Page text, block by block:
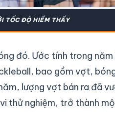
TỐC ĐỘ HIẾM THẤY
đó. Ước tính trong
bao gồm vợt,
lượng vợt bán ra đã
thử nghiệm, trở thành